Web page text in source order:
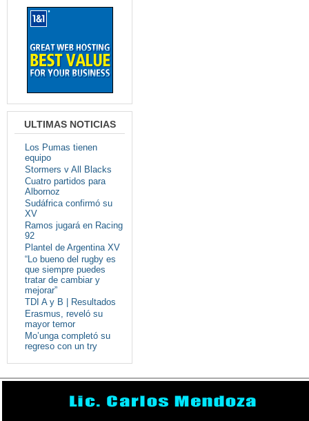
ULTIMAS NOTICIAS
Los Pumas tienen
equipo
Stormers v All Blacks
Cuatro partidos para
Albornoz
Sudáfrica confirmó su
XV
Ramos jugará en Racing
92
Plantel de Argentina XV
“Lo bueno del rugby es
que siempre puedes
tratar de cambiar y
mejorar”
TDI A y B | Resultados
Erasmus, reveló su
mayor temor
Mo’unga completó su
regreso con un try